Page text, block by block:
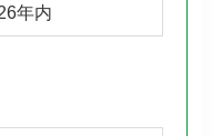
年内